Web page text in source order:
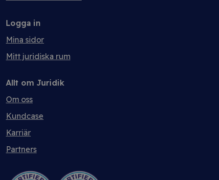
Logga in
Mina sidor
Mitt juridiska rum
Allt om Juridik
Om oss
Kundcase
Karriär
Partners